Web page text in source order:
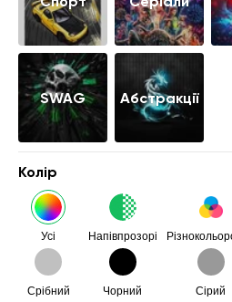
SWAG Абстракції
Колір
Усі Напівпрозорі
Срібний Чорний Сірий